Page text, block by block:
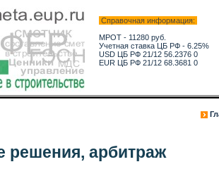
Справочная информация:
МРОТ - 11280 руб.
Учетная ставка ЦБ РФ - 6.25%
USD ЦБ РФ 21/12 56.2376 0
EUR ЦБ РФ 21/12 68.3681 0
решения, арбитраж